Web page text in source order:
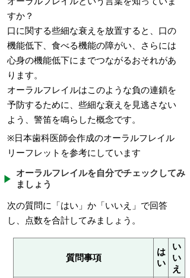
すか？
口に関する些細な衰えを放置すると、口の
機能低下、食べる機能の障がい、さらには
心身の機能低下にまでつながるおそれがあ
ります。
オーラルフレイルはこのような負の連鎖を
予防するために、些細な衰えを見逃さない
よう、警笛を鳴らした概念です。
※日本歯科医師会作成のオーラルフレイル
リーフレットを参考にしています
オーラルフレイルを自分でチェックしてみ
ましょう
次の質問に「はい」か「いいえ」で回答
し、点数を合計してみましょう。
質問事項
は
い
い
い
え